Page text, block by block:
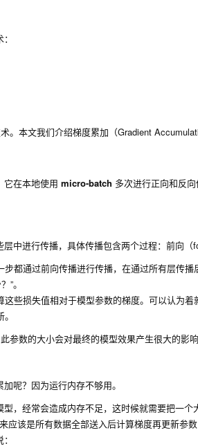
。本文我们介绍梯度累加（Gradient
它在本地使用 micro-batch 多次进行正向和反
中进行传播，具体传播包含两个过程：前向（
都通过前向传播进行传播，在通过所有层传
”。
些损失值相对于模型参数的梯度。可以认为着
参数的大小会对最终的模型效果产生很大的影
呢？因为运行内存不够用。
，经常会造成内存不足，这时候就需要把一
应该是所有数据全部送入后计算梯度再更新参